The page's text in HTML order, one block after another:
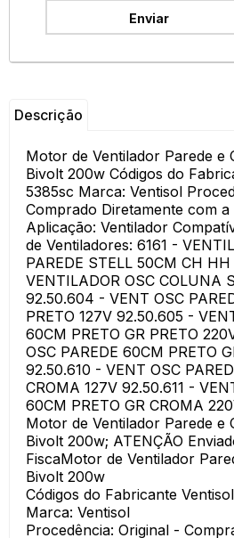
Enviar
Descrição
Motor de Ventilador Parede e
Bivolt 200w Códigos do
5385sc Marca: Ventisol
Comprado Diretamente com
Aplicação: Ventilador
de Ventiladores: 6161 -
PAREDE STELL 50CM CH
VENTILADOR OSC COLUNA
92.50.604 - VENT OSC
PRETO 127V 92.50.605 -
60CM PRETO GR PRETO
OSC PAREDE 60CM PRETO
92.50.610 - VENT OSC
CROMA 127V 92.50.611 -
60CM PRETO GR CROMA
Motor de Ventilador Parede e
Bivolt 200w; ATENÇÃO
FiscaMotor de Ventilador
Bivolt 200w
Códigos do Fabricante
Marca: Ventisol
Procedência: Original -